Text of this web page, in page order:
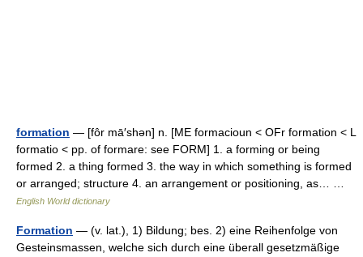
formation — [fôr mā′shən] n. [ME formacioun < OFr formation < L
formatio < pp. of formare: see FORM] 1. a forming or being
formed 2. a thing formed 3. the way in which something is formed
or arranged; structure 4. an arrangement or positioning, as… …
English World dictionary
Formation — (v. lat.), 1) Bildung; bes. 2) eine Reihenfolge von
Gesteinsmassen, welche sich durch eine überall gesetzmäßige